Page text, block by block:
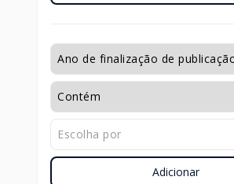
Adicionar